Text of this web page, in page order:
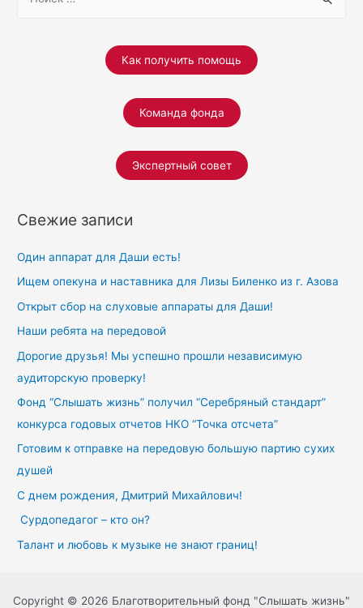
Как получить помощь
Команда фонда
Экспертный совет
Свежие записи
Один аппарат для Даши есть!
Ищем опекуна и наставника для Лизы Биленко из г. Азова
Открыт сбор на слуховые аппараты для Даши!
Наши ребята на передовой
Дорогие друзья! Мы успешно прошли независимую
аудиторскую проверку!
Фонд “Слышать жизнь” получил “Серебряный стандарт”
конкурса годовых отчетов НКО “Точка отсчета”
Готовим к отправке на передовую большую партию сухих
душей
С днем рождения, Дмитрий Михайлович!
Сурдопедагог – кто он?
Талант и любовь к музыке не знают границ!
Copyright © 2026 Благотворительный фонд "Слышать жизнь"